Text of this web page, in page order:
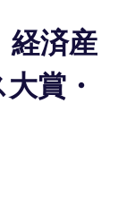
済産
賞・